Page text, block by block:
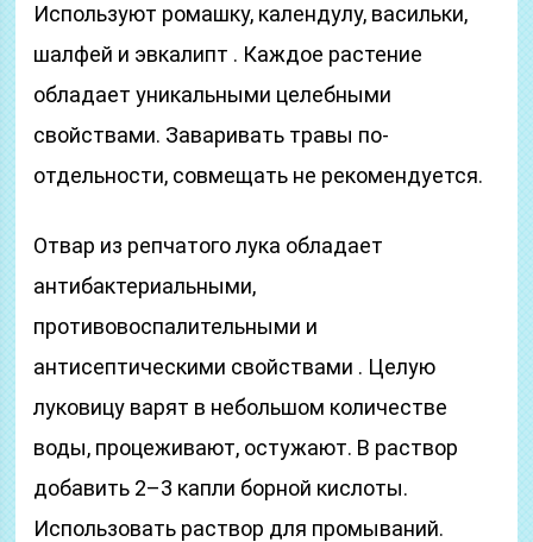
Используют ромашку, календулу, васильки,
шалфей и эвкалипт . Каждое растение
обладает уникальными целебными
свойствами. Заваривать травы по-
отдельности, совмещать не рекомендуется.
Отвар из репчатого лука обладает
антибактериальными,
противовоспалительными и
антисептическими свойствами . Целую
луковицу варят в небольшом количестве
воды, процеживают, остужают. В раствор
добавить 2–3 капли борной кислоты.
Использовать раствор для промываний.